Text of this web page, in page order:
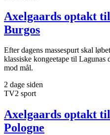
Axelgaards optakt
Burgos
Efter dagens massespurt skal
klassiske kongeetape til Lagunas
mod mål.
2 dage siden
TV2 sport
Axelgaards optakt
Pologne